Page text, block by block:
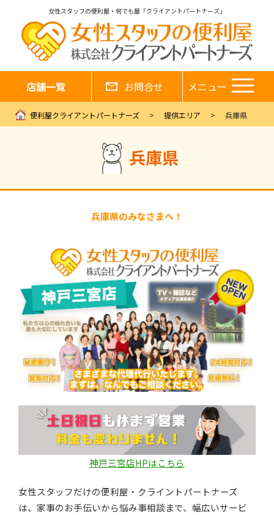
女性スタッフの便利屋・何でも屋「クライアントパートナーズ」
店舗一覧 お問合せ メニュー
便利屋クライアントパートナーズ 提供エリア 兵庫県
兵庫県
兵庫県のみなさまへ！
神戸三宮店HPはこちら
女性スタッフだけの便利屋・クライントパートナーズ
は、家事のお手伝いから悩み事相談まで、幅広いサービ